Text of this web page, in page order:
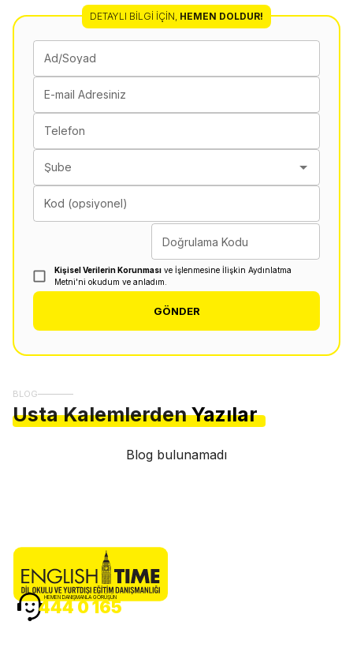
DETAYLI BILGI İÇIN, HEMEN DOLDUR!
Ad/Soyad
E-mail Adresiniz
Telefon
Şube
Kod (opsiyonel)
Doğrulama Kodu
Kişisel Verilerin Korunması ve İşlenmesine İlişkin Aydınlatma
Metni'ni okudum ve anladım.
GÖNDER
BLOG
Usta Kalemlerden Yazılar
Blog bulunamadı
HEMEN DANIŞMANLA GÖRÜŞÜN
444 0 165